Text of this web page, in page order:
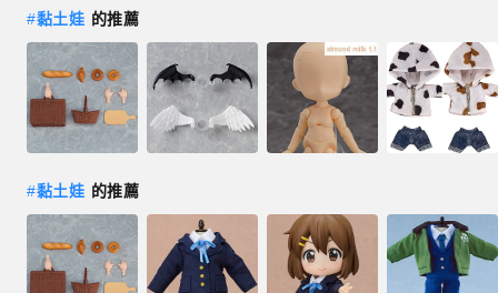
#黏土娃 的推薦
#黏土娃 的推薦